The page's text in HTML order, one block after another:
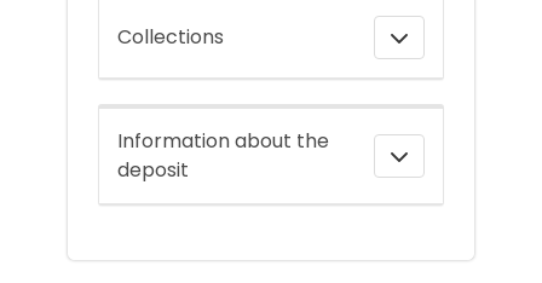
Collections
Information about the
deposit